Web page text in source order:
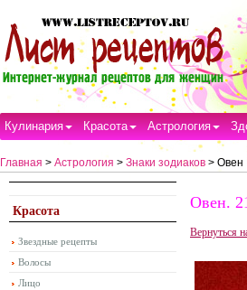
Кулинария Красота Астрология
Главная > Астрология > Знаки зодиаков > Овен
Красота
Звездные рецепты
Волосы
Лицо
Овен.
Вернуться